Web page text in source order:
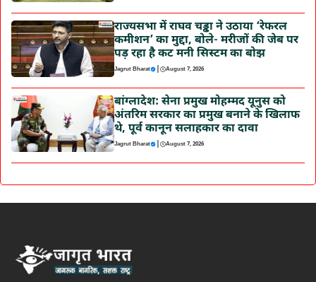
राज्यसभा में राघव चड्ढा ने उठाया ‘रेफरल
कमीशन’ का मुद्दा, बोले- मरीजों की जेब पर
पड़ रहा है कट मनी सिस्टम का बोझ
Jagrut Bharat | August 7, 2026
बांग्लादेश: सेना प्रमुख मोहम्मद यूनुस को
अंतरिम सरकार का प्रमुख बनाने के खिलाफ
थे, पूर्व कानून सलाहकार का दावा
Jagrut Bharat | August 7, 2026